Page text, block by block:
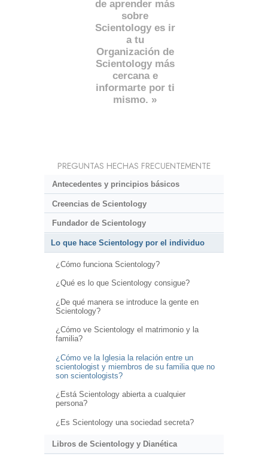
de aprender más
sobre
Scientology es ir
a tu
Organización de
Scientology más
cercana e
informarte por ti
mismo. »
PREGUNTAS HECHAS FRECUENTEMENTE
Antecedentes y principios básicos
Creencias de Scientology
Fundador de Scientology
Lo que hace Scientology por el individuo
¿Cómo funciona Scientology?
¿Qué es lo que Scientology consigue?
¿De qué manera se introduce la gente en
Scientology?
¿Cómo ve Scientology el matrimonio y la
familia?
¿Cómo ve la Iglesia la relación entre un
scientologist y miembros de su familia que no
son scientologists?
¿Está Scientology abierta a cualquier
persona?
¿Es Scientology una sociedad secreta?
Libros de Scientology y Dianética